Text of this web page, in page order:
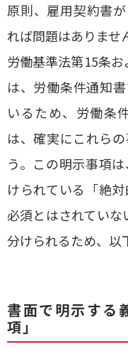
原則、雇用契約書
れば問題はありませ
労働基準法第15条
は、労働条件通知
いるため、労働条
は、確実にこれら
う。この明示事項
けられている「絶
必須とはされてい
分けられるため、以
書面で明示する
項」